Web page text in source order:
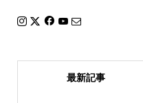
最新記事